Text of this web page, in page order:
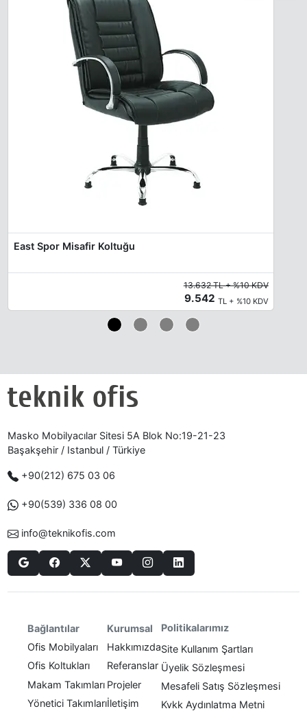
East Spor Misafir Koltuğu
13.632 TL + %10 KDV
9.542 TL + %10 KDV
Masko Mobilyacılar Sitesi 5A Blok No:19-21-23
Başakşehir / Istanbul / Türkiye
+90(212) 675 03 06
+90(539) 336 08 00
info@teknikofis.com
Bağlantılar
Ofis Mobilyaları
Ofis Koltukları
Makam Takımları
Yönetici Takımları
Kurumsal
Hakkımızda
Referanslar
Projeler
İletişim
Politikalarımız
Site Kullanım Şartları
Üyelik Sözleşmesi
Mesafeli Satış Sözleşmesi
Kvkk Aydınlatma Metni